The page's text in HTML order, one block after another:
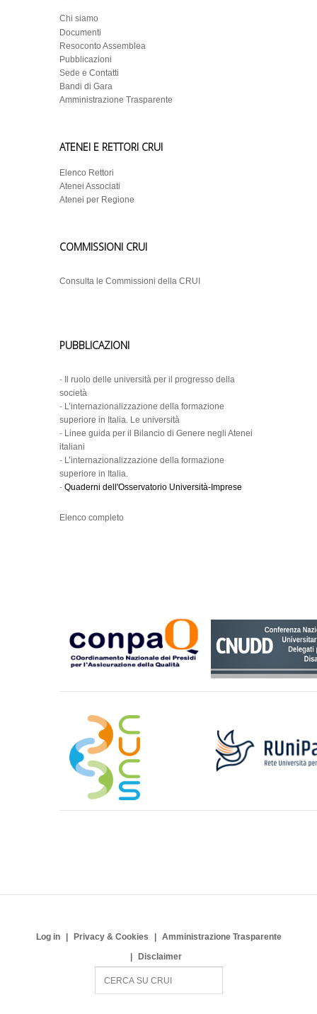
Chi siamo
Documenti
Resoconto Assemblea
Pubblicazioni
Sede e Contatti
Bandi di Gara
Amministrazione Trasparente
ATENEI E RETTORI CRUI
Elenco Rettori
Atenei Associati
Atenei per Regione
COMMISSIONI CRUI
Consulta le Commissioni della CRUI
PUBBLICAZIONI
-
Il ruolo delle università per il progresso della
società
- L’internazionalizzazione della formazione
superiore in Italia. Le università
- Linee guida per il Bilancio di Genere negli Atenei
italiani
- L’internazionalizzazione della formazione
superiore in Italia.
- Quaderni dell'Osservatorio Università-Imprese
Elenco completo
Log in Privacy & Cookies
Amministrazione Trasparente
Disclaimer